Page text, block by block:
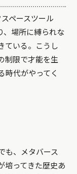
ペースツール
、場所に縛られな
ている。こうし
制限で才能を生
時代がやってく
も、メタバース
培ってきた歴史あ